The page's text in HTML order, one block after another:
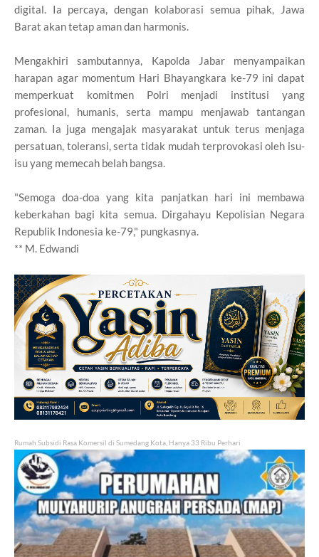
digital. Ia percaya, dengan kolaborasi semua pihak, Jawa
Barat akan tetap aman dan harmonis.
Mengakhiri sambutannya, Kapolda Jabar menyampaikan
harapan agar momentum Hari Bhayangkara ke-79 ini dapat
memperkuat komitmen Polri menjadi institusi yang
profesional, humanis, serta mampu menjawab tantangan
zaman. Ia juga mengajak masyarakat untuk terus menjaga
persatuan, toleransi, serta tidak mudah terprovokasi oleh isu-
isu yang memecah belah bangsa.
"Semoga doa-doa yang kita panjatkan hari ini membawa
keberkahan bagi kita semua. Dirgahayu Kepolisian Negara
Republik Indonesia ke-79," pungkasnya.
** M. Edwandi
Rumah Subsidi Rasa Komersil di Sumedang Kota, Hanya 33 Ribu Perhari